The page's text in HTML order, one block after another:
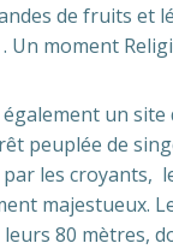
de fruits et
Un moment
un site
peuplée de
les croyants,
majestueux.
leurs 80 mètres,